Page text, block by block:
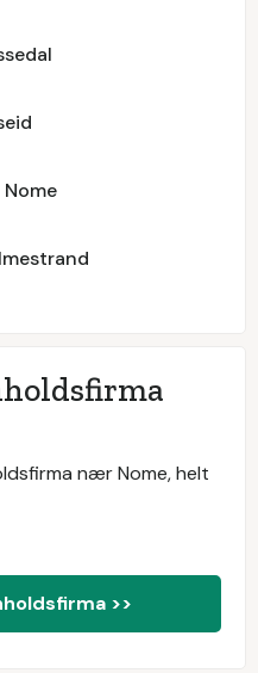
nær Nome, helt
>>